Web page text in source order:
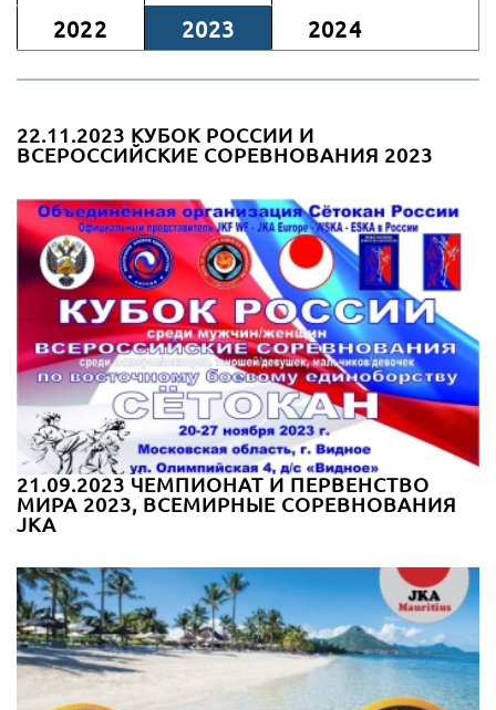
2022
2023 2024
22.11.2023 КУБОК РОССИИ И
ВСЕРОССИЙСКИЕ СОРЕВНОВАНИЯ 2023
21.09.2023 ЧЕМПИОНАТ И ПЕРВЕНСТВО
МИРА 2023, ВСЕМИРНЫЕ СОРЕВНОВАНИЯ
JKA